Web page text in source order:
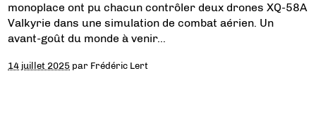
monoplace ont pu chacun contrôler deux drones XQ-58A
Valkyrie dans une simulation de combat aérien. Un
avant-goût du monde à venir…
14 juillet 2025 par Frédéric Lert